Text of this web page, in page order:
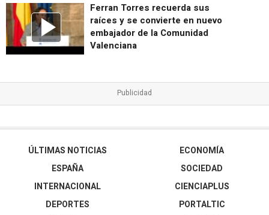
Ferran Torres recuerda sus
raíces y se convierte en nuevo
embajador de la Comunidad
Valenciana
ÚLTIMAS NOTICIAS
ESPAÑA
INTERNACIONAL
DEPORTES
ECONOMÍA
SOCIEDAD
CIENCIAPLUS
PORTALTIC